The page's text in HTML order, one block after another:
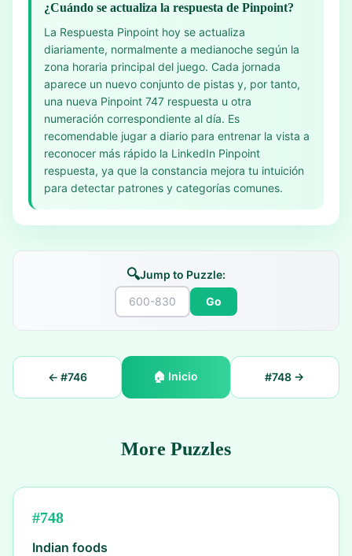
¿Cuándo se actualiza la respuesta de Pinpoint?
La Respuesta Pinpoint hoy se actualiza
diariamente, normalmente a medianoche según la
zona horaria principal del juego. Cada jornada
aparece un nuevo conjunto de pistas y, por tanto,
una nueva Pinpoint 747 respuesta u otra
numeración correspondiente al día. Es
recomendable jugar a diario para entrenar la vista a
reconocer más rápido la LinkedIn Pinpoint
respuesta, ya que la constancia mejora tu intuición
para detectar patrones y categorías comunes.
🔍Jump to Puzzle:
Go
← #746 🏠 Inicio #748 →
More Puzzles
#748
Indian foods